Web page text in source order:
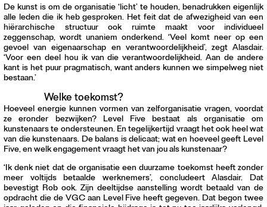
De kunst is om de organisatie ‘licht’ te houden, benadrukken eigenlijk
alle leden die ik heb gesproken. Het feit dat de afwezigheid van een
hiërarchische structuur ook ruimte maakt voor individueel
zeggenschap, wordt unaniem onderkend. ‘Veel komt neer op een
gevoel van eigenaarschap en verantwoordelijkheid’, zegt Alasdair.
‘Voor een deel hou ik van die verantwoordelijkheid. Aan de andere
kant is het puur pragmatisch, want anders kunnen we simpelweg niet
bestaan.’
Welke toekomst?
Hoeveel energie kunnen vormen van zelforganisatie vragen, voordat
ze eronder bezwijken? Level Five bestaat als organisatie om
kunstenaars te ondersteunen. En tegelijkertijd vraagt het ook heel wat
van die kunstenaars. De balans is delicaat; wat en hoeveel geeft Level
Five, en welk engagement vraagt het van jou als kunstenaar?
‘Ik denk niet dat de organisatie een duurzame toekomst heeft zonder
meer voltijds betaalde werknemers’, concludeert Alasdair. Dat
bevestigt Rob ook. Zijn deeltijdse aanstelling wordt betaald van de
opdracht die de VGC aan Level Five heeft gegeven. Dat begon twee